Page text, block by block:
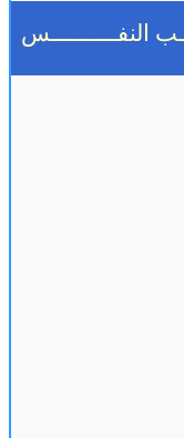
النفــــــــــس